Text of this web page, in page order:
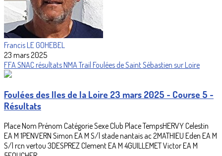
Francis LE GOHEBEL
23 mars 2025
FFA SNACrésultatsNMATrail Foulées de Saint Sébastien sur Loire
Foulées des Iles de la Loire 23 mars 2025 - Course 5 -
Résultats
Place Nom Prénom Catégorie Sexe Club Place TempsHERVY Celestin
EA M 1PENVERN Simon EA M S/l stade nantais ac 2MATHIEU Eden EA M
S/l rcn vertou 3DESPREZ Clement EA M 4GUILLEMET Victor EA M